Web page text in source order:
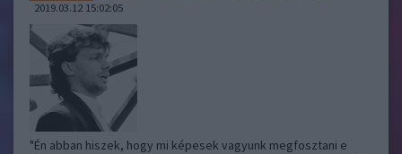
2019.03.12 15:02:05
"Én abban hiszek, hogy mi képesek vagyunk megfosztani e